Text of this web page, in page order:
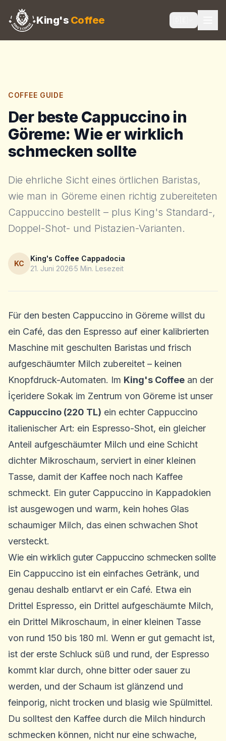
King's Coffee
COFFEE GUIDE
Der beste Cappuccino in
Göreme: Wie er wirklich
schmecken sollte
Die ehrliche Sicht eines örtlichen Baristas,
wie man in Göreme einen richtig zubereiteten
Cappuccino bestellt – plus King's Standard-,
Doppel-Shot- und Pistazien-Varianten.
KC
King's Coffee Cappadocia
21. Juni 20265 Min. Lesezeit
Für den besten Cappuccino in Göreme willst du
ein Café, das den Espresso auf einer kalibrierten
Maschine mit geschulten Baristas und frisch
aufgeschäumter Milch zubereitet – keinen
Knopfdruck-Automaten. Im King's Coffee an der
İçeridere Sokak im Zentrum von Göreme ist unser
Cappuccino (220 TL) ein echter Cappuccino
italienischer Art: ein Espresso-Shot, ein gleicher
Anteil aufgeschäumter Milch und eine Schicht
dichter Mikroschaum, serviert in einer kleinen
Tasse, damit der Kaffee noch nach Kaffee
schmeckt. Ein guter Cappuccino in Kappadokien
ist ausgewogen und warm, kein hohes Glas
schaumiger Milch, das einen schwachen Shot
versteckt.
Wie ein wirklich guter Cappuccino schmecken sollte
Ein Cappuccino ist ein einfaches Getränk, und
genau deshalb entlarvt er ein Café. Etwa ein
Drittel Espresso, ein Drittel aufgeschäumte Milch,
ein Drittel Mikroschaum, in einer kleinen Tasse
von rund 150 bis 180 ml. Wenn er gut gemacht ist,
ist der erste Schluck süß und rund, der Espresso
kommt klar durch, ohne bitter oder sauer zu
werden, und der Schaum ist glänzend und
feinporig, nicht trocken und blasig wie Spülmittel.
Du solltest den Kaffee durch die Milch hindurch
schmecken können, nicht nur eine schwache,